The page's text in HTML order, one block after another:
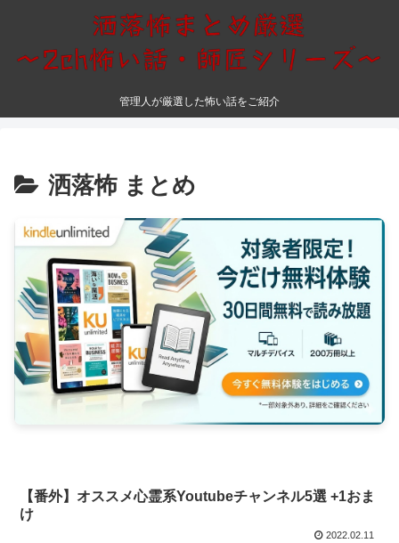
管理人が厳選した怖い話をご紹介
洒落怖 まとめ
【番外】オススメ心霊系Youtubeチャンネル5選 +1おま
け
2022.02.11